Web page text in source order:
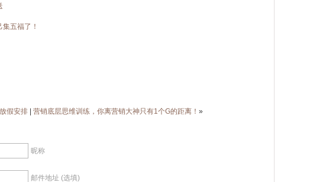
五福了！
假安排 营销底层思维训练，你离营销大神只有1个G的距离！ »
昵称
邮件地址 (选填)